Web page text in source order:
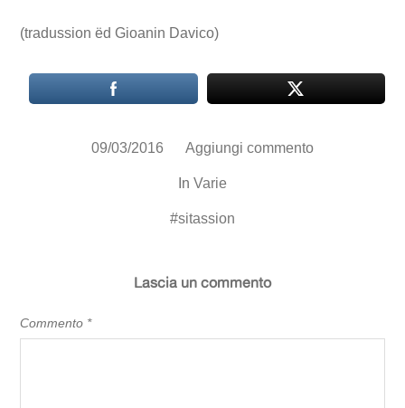
(tradussion ëd Gioanin Davico)
09/03/2016 Aggiungi commento
In Varie
#sitassion
Lascia un commento
Commento *